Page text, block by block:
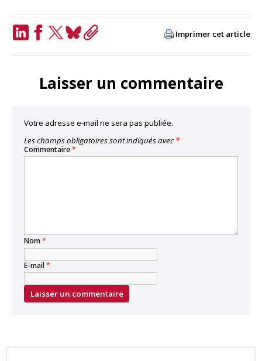
Imprimer cet article
Laisser un commentaire
Votre adresse e-mail ne sera pas publiée.
Les champs obligatoires sont indiqués avec *
Commentaire*
Nom*
E-mail*